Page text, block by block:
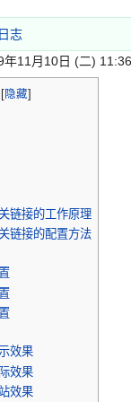
日志
年11月10日 (二)
隐藏]
链接的工作原理
链接的配置方法
效果
效果
效果